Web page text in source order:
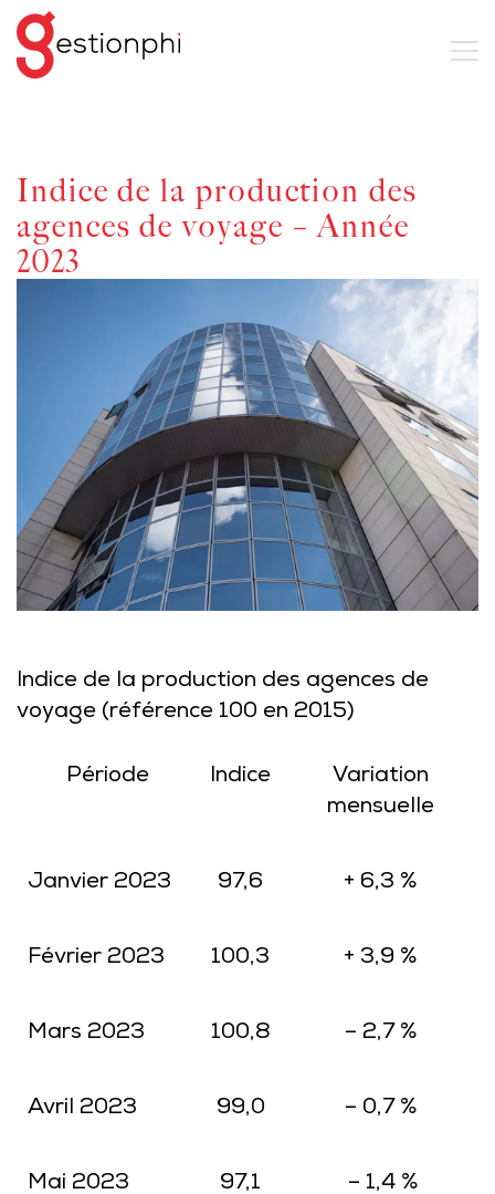
Indice de la production des
agences de voyage – Année
2023
Indice de la production des agences de
voyage (référence 100 en 2015)
Période Indice
Variation
mensuelle
Janvier 2023 97,6 + 6,3 %
Février 2023 100,3 + 3,9 %
Mars 2023 100,8 – 2,7 %
Avril 2023 99,0 – 0,7 %
Mai 2023 97,1 – 1,4 %